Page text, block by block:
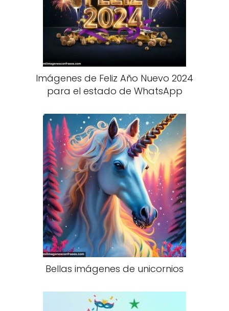
Imágenes de Feliz Año Nuevo 2024
para el estado de WhatsApp
Bellas imágenes de unicornios